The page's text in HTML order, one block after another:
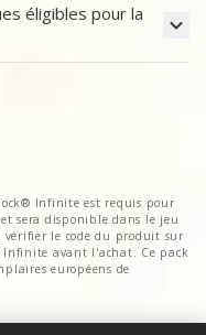
éligibles pour la
Infinite est requis pour
sera disponible dans le jeu
vérifier le code du produit sur
Infinite avant l'achat. Ce pack
européens de